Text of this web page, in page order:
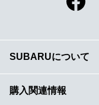
SUBARUについて
購入関連情報